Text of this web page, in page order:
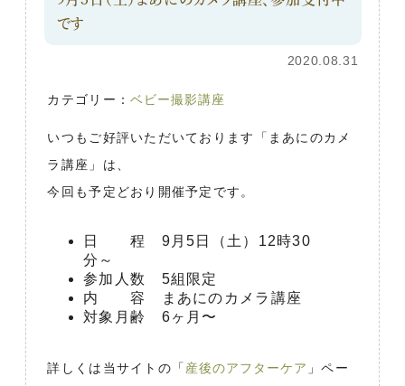
です
2020.08.31
カテゴリー：ベビー撮影講座
いつもご好評いただいております「まあにのカメ
ラ講座」は、
今回も予定どおり開催予定です。
日 程 9月5日（土）12時30
分～
参加人数 5組限定
内 容 まあにのカメラ講座
対象月齢 6ヶ月〜
詳しくは当サイトの「産後のアフターケア 」ペー